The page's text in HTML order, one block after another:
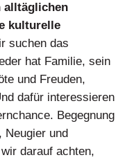
alltäglichen
kulturelle
suchen das
hat Familie, sein
und Freuden,
dafür interessieren
Begegnung
Neugier und
darauf achten,